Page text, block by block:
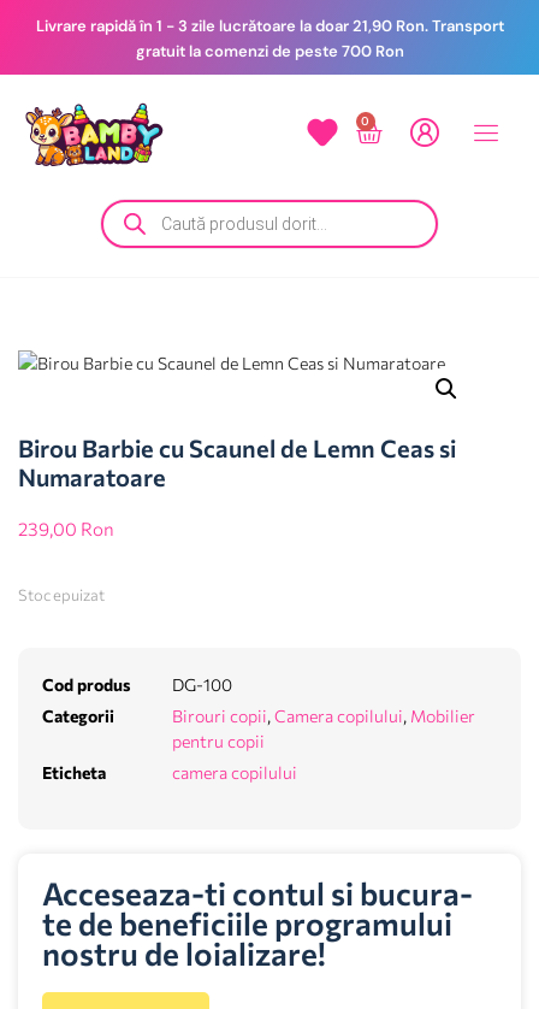
Livrare rapidă în 1 - 3 zile lucrătoare la doar 21,90 Ron. Transport
gratuit la comenzi de peste 700 Ron
0
Birou Barbie cu Scaunel de Lemn Ceas si
Numaratoare
239,00 Ron
Stoc epuizat
Cod produs
DG-100
Categorii
Birouri copii, Camera copilului, Mobilier
pentru copii
Eticheta
camera copilului
Acceseaza-ti contul si bucura-
te de beneficiile programului
nostru de loializare!